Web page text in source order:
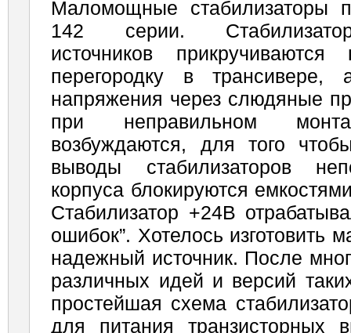
Маломощные стабилизаторы
142 серии.
источников прикручиваются
перегородку в трансивере,
напряжения через слюдяные
при неправильном
возбуждаются, для того
выводы стабилизаторов
корпуса блокируются
Стабилизатор +24В
ошибок”. Хотелось изготовить
надежный источник. После
различных идей и версий
простейшая схема
для питания транзисторных